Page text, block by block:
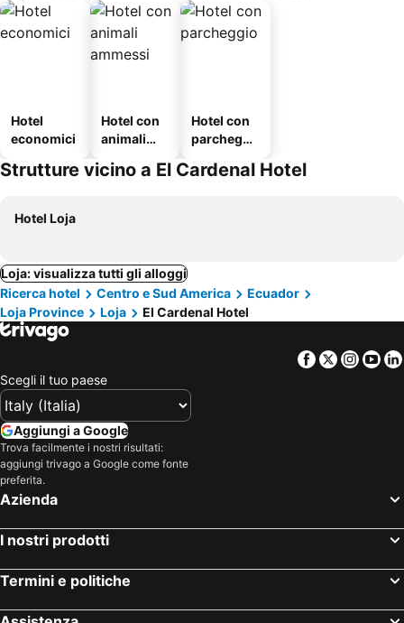
Hotel
economici
Hotel con
animali
Hotel con
parcheggi
Strutture vicino a El Cardenal Hotel
Hotel Loja
Loja: visualizza tutti gli alloggi
Ricerca hotel
Centro e Sud America
Ecuador
Loja Province
Loja El Cardenal Hotel
Facebook
Twitter
Scegli il tuo paese
Aggiungi a Google
Trova facilmente i nostri risultati:
aggiungi trivago a Google come fonte
preferita.
Azienda
I nostri prodotti
Termini e politiche